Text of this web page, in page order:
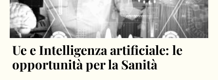
Ue e Intelligenza artificiale: le
opportunità per la Sanità